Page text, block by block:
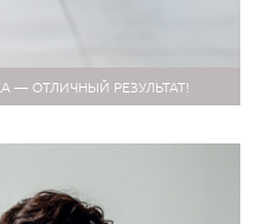
— ОТЛИЧНЫЙ РЕЗУЛЬТАТ!